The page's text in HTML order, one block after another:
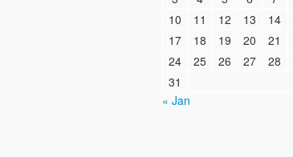
10
11 12 13 14
17
18 19 20 21
24
25 26 27 28
31
« Jan